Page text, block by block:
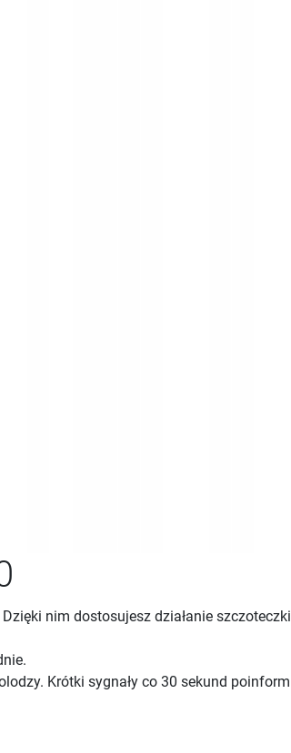
nim dostosujesz działanie
Krótki sygnały co 30 sekund